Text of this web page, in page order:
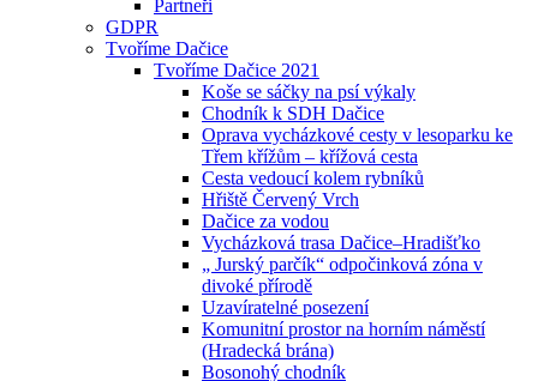
Partneři
GDPR
Tvoříme Dačice
Tvoříme Dačice 2021
Koše se sáčky na psí výkaly
Chodník k SDH Dačice
Oprava vycházkové cesty v lesoparku ke
Třem křížům – křížová cesta
Cesta vedoucí kolem rybníků
Hřiště Červený Vrch
Dačice za vodou
Vycházková trasa Dačice–Hradišťko
„ Jurský parčík“ odpočinková zóna v
divoké přírodě
Uzavíratelné posezení
Komunitní prostor na horním náměstí
(Hradecká brána)
Bosonohý chodník